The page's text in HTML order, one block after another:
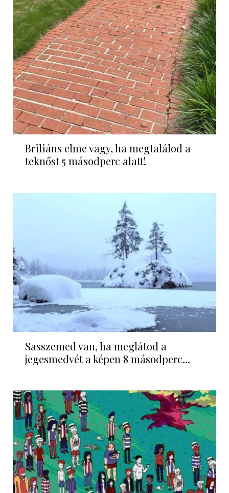
Briliáns elme vagy, ha megtalálod a
teknőst 5 másodperc alatt!
Sasszemed van, ha meglátod a
jegesmedvét a képen 8 másodperc...